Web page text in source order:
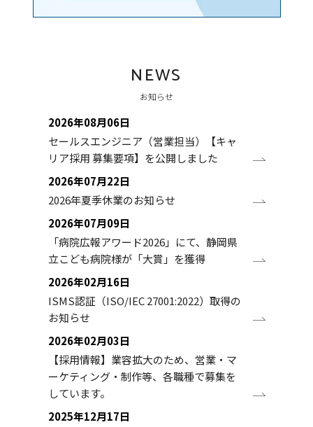
NEWS
お知らせ
2026年08月06日
セールスエンジニア（営業担当）【キャ
リア採用 募集要項】を公開しました
2026年07月22日
2026年夏季休業のお知らせ
2026年07月09日
「病院広報アワード2026」にて、静岡県
立こども病院様が「大賞」を獲得
2026年02月16日
ISMS認証（ISO/IEC 27001:2022）取得の
お知らせ
2026年02月03日
【採用情報】業容拡大のため、営業・マ
ーケティング・制作等、各職種で募集を
しています。
2025年12月17日